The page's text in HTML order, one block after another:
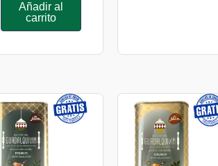
Añadir al
carrito